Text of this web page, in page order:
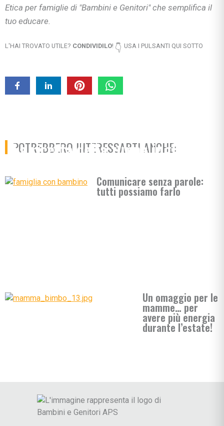
Etica per famiglie di "Bambini e Genitori" che semplifica il
tuo educare.
L'HAI TROVATO UTILE? CONDIVIDILO! 👇 USA I PULSANTI QUI SOTTO
POTREBBERO INTERESSARTI ANCHE:
La ricetta della zuppa inglese
Comunicare senza parole:
tutti possiamo farlo
Un omaggio per le
mamme… per
avere più energia
durante l’estate!